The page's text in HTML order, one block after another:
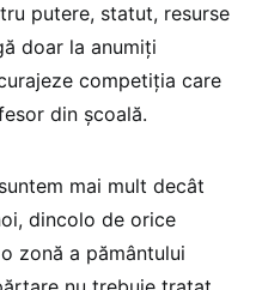
putere, statut, resurse
doar la anumiți
competiția care
din școală.
mai mult decât
dincolo de orice
zonă a pământului